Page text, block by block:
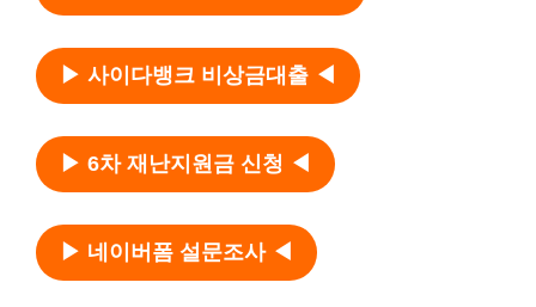
▶ 사이다뱅크 비상금대출 ◀
▶ 6차 재난지원금 신청 ◀
▶ 네이버폼 설문조사 ◀